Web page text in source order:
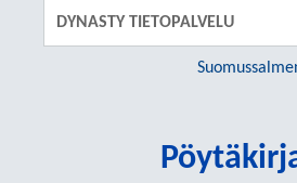
DYNASTY TIETOPALVELU